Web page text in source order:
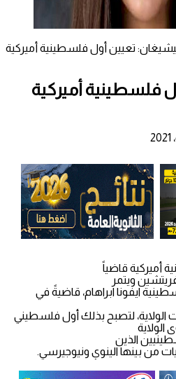
تعيين أول فلسطينية أميركية
فلسطينية أميركية
أميركية قاضياً
ويتمر
ايفونا ابراهام، قاضيةً في
لتصبح بذلك أول فلسطيني
الذين
من بينها الينوي ونيوجيرسي.